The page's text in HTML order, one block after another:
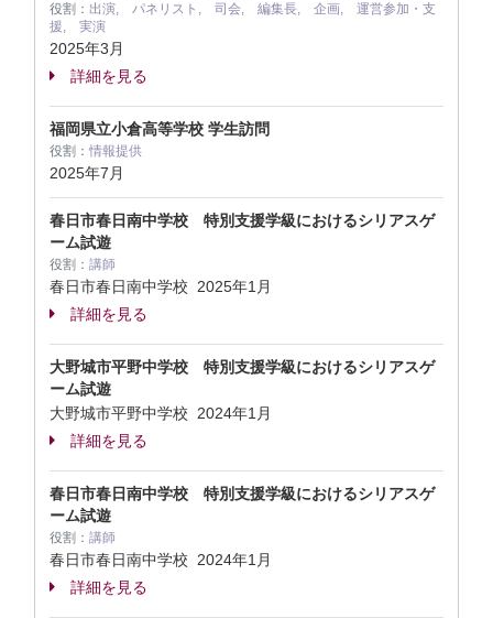
役割： 出演, パネリスト, 司会, 編集長, 企画, 運営参加・支
援, 実演
2025年3月
詳細を見る
福岡県立小倉高等学校 学生訪問
役割： 情報提供
2025年7月
春日市春日南中学校 特別支援学級におけるシリアスゲ
ーム試遊
役割： 講師
春日市春日南中学校 2025年1月
詳細を見る
大野城市平野中学校 特別支援学級におけるシリアスゲ
ーム試遊
大野城市平野中学校 2024年1月
詳細を見る
春日市春日南中学校 特別支援学級におけるシリアスゲ
ーム試遊
役割： 講師
春日市春日南中学校 2024年1月
詳細を見る